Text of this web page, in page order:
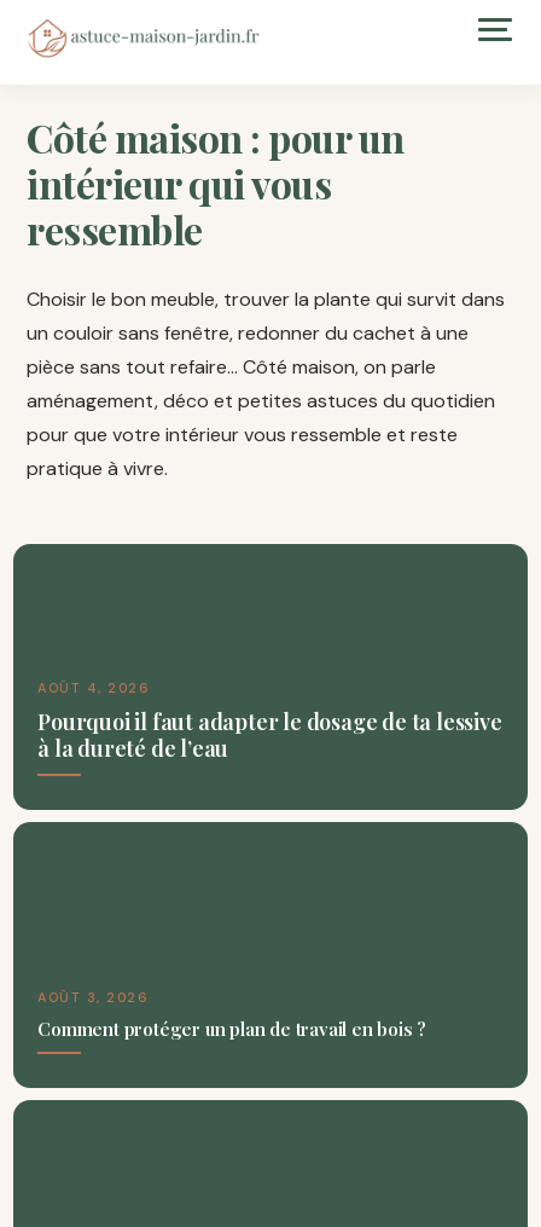
Côté maison : pour un
intérieur qui vous
ressemble
Choisir le bon meuble, trouver la plante qui survit dans
un couloir sans fenêtre, redonner du cachet à une
pièce sans tout refaire… Côté maison, on parle
aménagement, déco et petites astuces du quotidien
pour que votre intérieur vous ressemble et reste
pratique à vivre.
AOÛT 4, 2026
Pourquoi il faut adapter le dosage de ta lessive
à la dureté de l’eau
AOÛT 3, 2026
Comment protéger un plan de travail en bois ?